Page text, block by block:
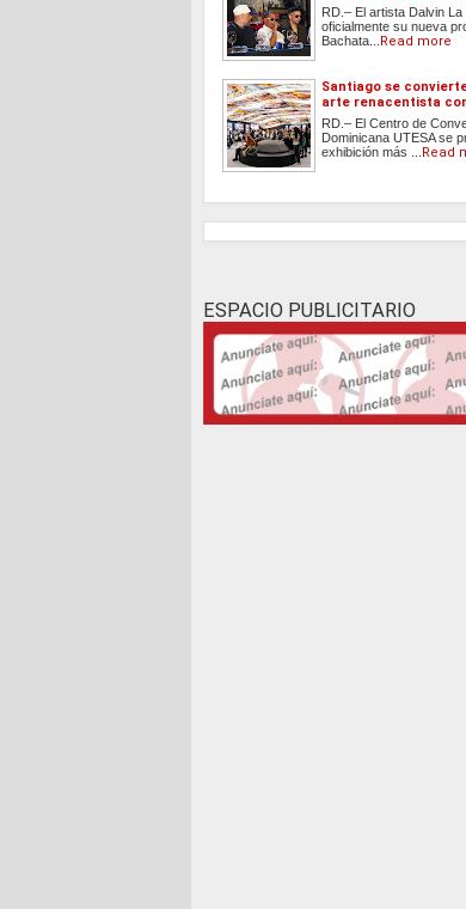
RD.– El artista Dalvin
oficialmente su nueva
Bachata... Read more
Santiago se
arte renacentista
RD.– El Centro de
Dominicana UTESA se
exhibición más ... Read
ESPACIO PUBLICITARIO